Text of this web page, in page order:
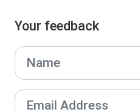
Your feedback